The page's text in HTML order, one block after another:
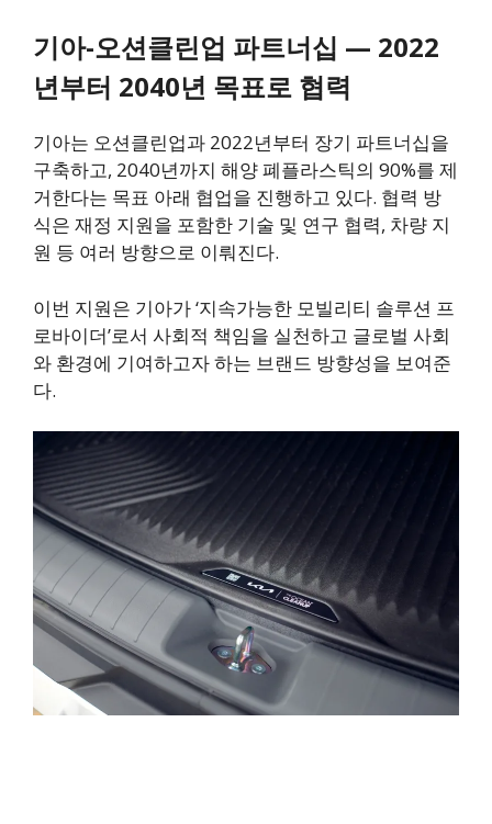
기아-오션클린업 파트너십 — 2022
년부터 2040년 목표로 협력
기아는 오션클린업과 2022년부터 장기 파트너십을
구축하고, 2040년까지 해양 폐플라스틱의 90%를 제
거한다는 목표 아래 협업을 진행하고 있다. 협력 방
식은 재정 지원을 포함한 기술 및 연구 협력, 차량 지
원 등 여러 방향으로 이뤄진다.
이번 지원은 기아가 ‘지속가능한 모빌리티 솔루션 프
로바이더’로서 사회적 책임을 실천하고 글로벌 사회
와 환경에 기여하고자 하는 브랜드 방향성을 보여준
다.